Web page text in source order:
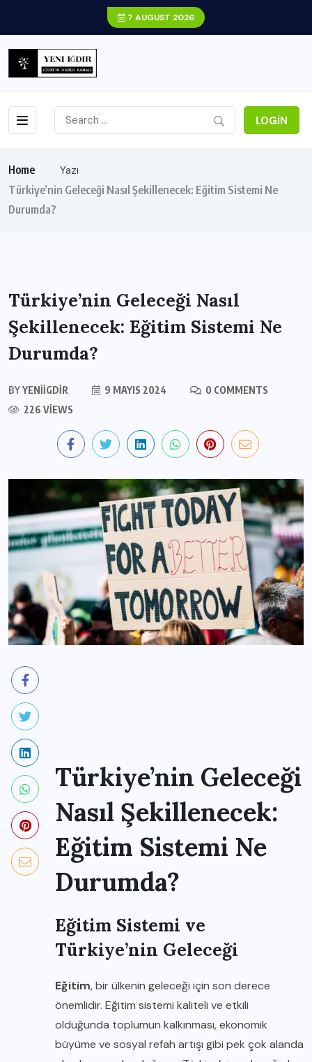
7 AUGUST 2026
LOGIN
Home
Yazı
Türkiye’nin Geleceği Nasıl Şekillenecek: Eğitim Sistemi Ne
Durumda?
Türkiye’nin Geleceği Nasıl
Şekillenecek: Eğitim Sistemi Ne
Durumda?
BYYENIIGDIR 9 MAYIS 2024
0 COMMENTS
226 VIEWS
Türkiye’nin Geleceği
Nasıl Şekillenecek:
Eğitim Sistemi Ne
Durumda?
Eğitim Sistemi ve
Türkiye’nin Geleceği
Eğitim, bir ülkenin geleceği için son derece
önemlidir. Eğitim sistemi kaliteli ve etkili
olduğunda toplumun kalkınması, ekonomik
büyüme ve sosyal refah artışı gibi pek çok alanda